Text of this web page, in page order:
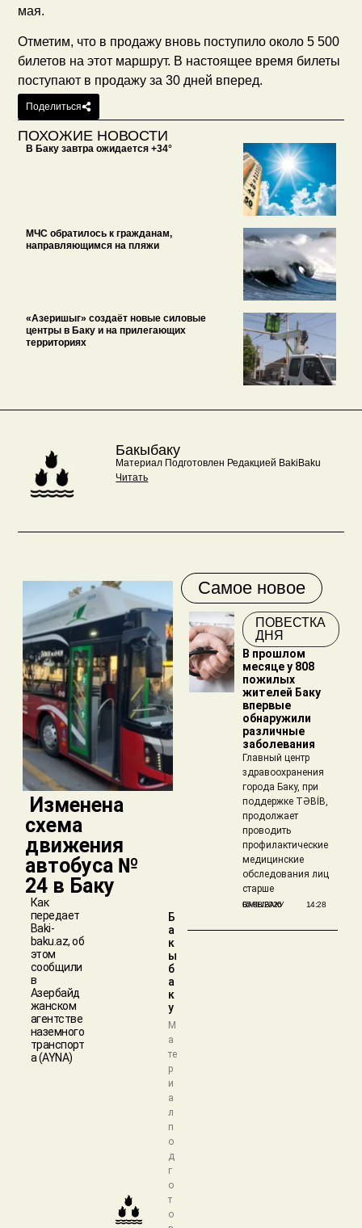
мая.
Отметим, что в продажу вновь поступило около 5 500
билетов на этот маршрут. В настоящее время билеты
поступают в продажу за 30 дней вперед.
Поделиться
ПОХОЖИЕ НОВОСТИ
В Баку завтра ожидается +34°
МЧС обратилось к гражданам,
направляющимся на пляжи
«Азеришыг» создаёт новые силовые
центры в Баку и на прилегающих
территориях
Бакыбаку
Материал Подготовлен Редакцией BakiBaku
Читать
​ Изменена
схема
движения
автобуса №
24 в Баку
Как
передает
Baki-
baku.az, об
этом
сообщили
в
Азербайд
жанском
агентстве
наземного
транспорт
а (AYNA)
Б
а
к
ы
б
а
к
у
М
а
те
р
и
а
л
п
о
д
г
о
т
о
Самое новое
ПОВЕСТКА
ДНЯ
В прошлом
месяце у 808
пожилых
жителей Баку
впервые
обнаружили
различные
заболевания
Главный центр
здравоохранения
города Баку, при
поддержке TƏBİB,
продолжает
проводить
профилактические
медицинские
обследования лиц
старше
БАКЫБАКУ
05/08/2026 14:28